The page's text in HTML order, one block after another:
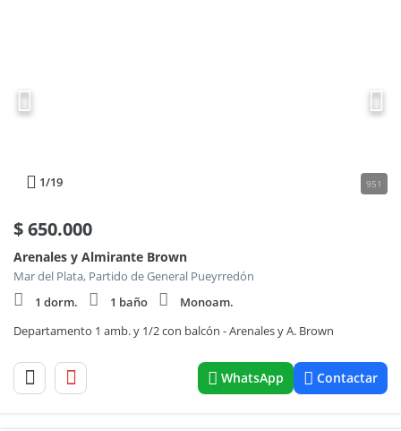
1/19 951
$650.000
Arenales y Almirante Brown
Mar del Plata, Partido de General Pueyrredón
1 dorm.
1 baño
Monoam.
Departamento 1 amb. y 1/2 con balcón - Arenales y A. Brown
WhatsApp Contactar